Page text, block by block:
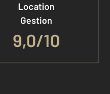
Location
Gestion
9,0/10